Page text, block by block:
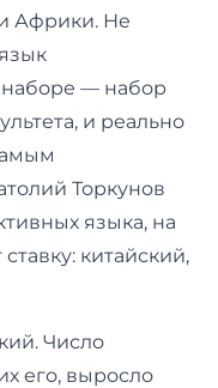
Африки. Не
наборе — набор
и реально
Торкунов
языка, на
китайский,
Число
его, выросло